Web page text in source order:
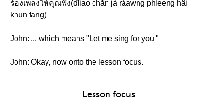
ร้องเพลงให้คุณฟัง(dĭiao chăn jà ráawng phleeng hâi
khun fang)
John: ... which means "Let me sing for you."
John: Okay, now onto the lesson focus.
Lesson focus